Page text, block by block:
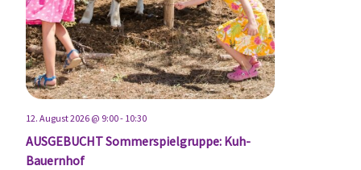
AUSGEBUCHT Sommerspielgruppe: Kuh-
Bauernhof
12. August 2026 @ 9:00- 10:30